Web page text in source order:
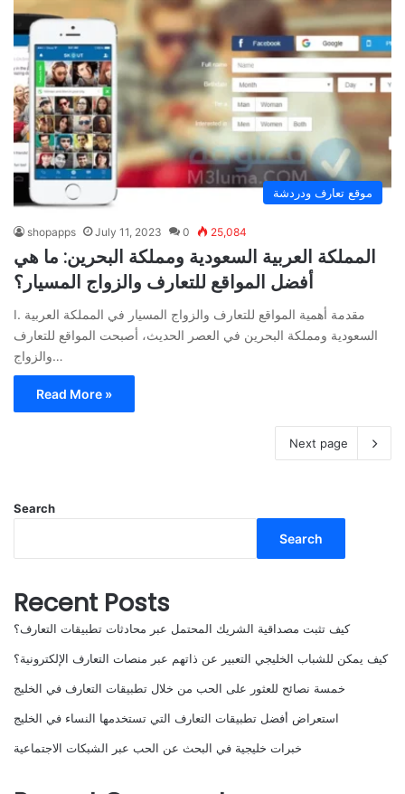
موقع تعارف ودردشة
shopapps July 11, 2023 0 25,084
المملكة العربية السعودية ومملكة البحرين: ما هي
أفضل المواقع للتعارف والزواج المسيار؟
I. مقدمة أهمية المواقع للتعارف والزواج المسيار في المملكة العربية
السعودية ومملكة البحرين في العصر الحديث، أصبحت المواقع للتعارف
والزواج…
Read More »
Next page
Search
Search
Recent Posts
كيف تثبت مصداقية الشريك المحتمل عبر محادثات تطبيقات التعارف؟
كيف يمكن للشباب الخليجي التعبير عن ذاتهم عبر منصات التعارف الإلكترونية؟
خمسة نصائح للعثور على الحب من خلال تطبيقات التعارف في الخليج
استعراض أفضل تطبيقات التعارف التي تستخدمها النساء في الخليج
خبرات خليجية في البحث عن الحب عبر الشبكات الاجتماعية